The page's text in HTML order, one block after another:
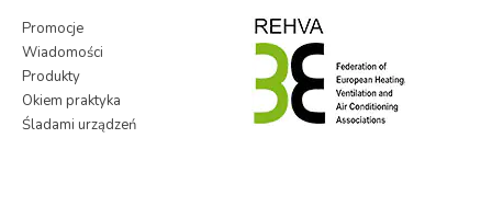
Promocje
Wiadomości
Produkty
Okiem praktyka
Śladami urządzeń